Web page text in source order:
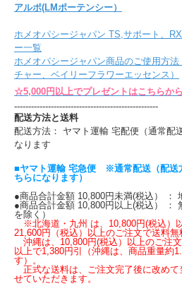
アルポ(LMポーテンシー）
ホメオパシージャパン TS,サポート、
ー一覧
ホメオパシージャパン商品のご使用方
チャー、ベイリーフラワーエッセンス）
☆5,000円以上でプレゼントはこちらか
---------------------------------------------------
配送方法と送料
配送方法： ヤマト運輸 宅配便（通常配
なります
■ヤマト運輸 宅急便 ※通常配送（配送
ちらになります）
●商品合計金額 10,800円未満(税込） ：
●商品合計金額 10,800円以上(税込） ：
を除く）
※北海道・九州 は、10,800円(税込）
21,600円（税込）以上のご注文で送料無
沖縄は、10,800円(税込）以上のご注
以上で1,380円引（沖縄は、商品重量約
す）。
正式な送料は、ご注文完了後に改めて
せていただきます。